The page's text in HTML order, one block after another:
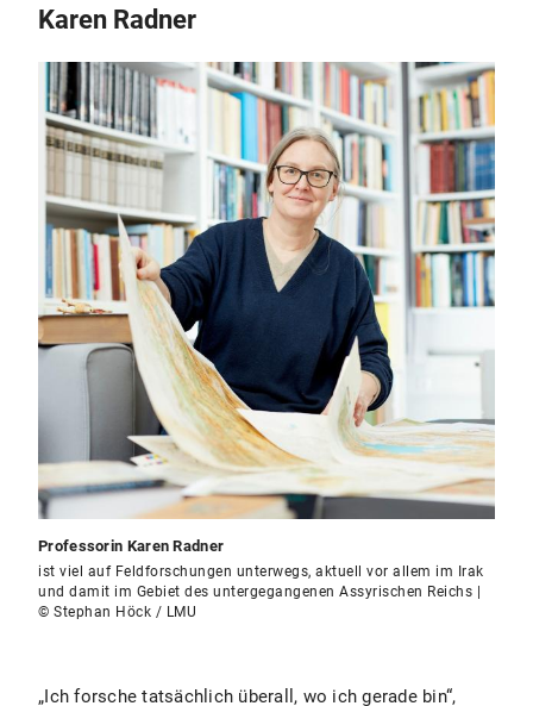
Karen Radner
Professorin Karen Radner
ist viel auf Feldforschungen unterwegs, aktuell vor allem im Irak
und damit im Gebiet des untergegangenen Assyrischen Reichs |
© Stephan Höck / LMU
„Ich forsche tatsächlich überall, wo ich gerade bin“,